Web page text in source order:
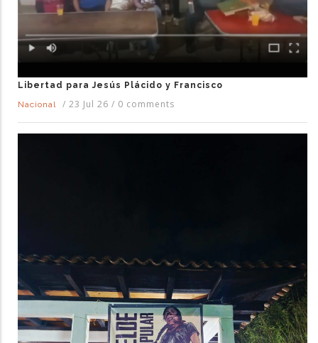
Libertad para Jesús Plácido y Francisco
Nacional
/ 23 Jul 26 / 0 comments